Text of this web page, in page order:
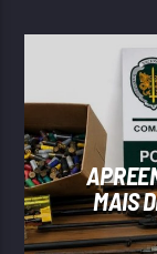
MAIS